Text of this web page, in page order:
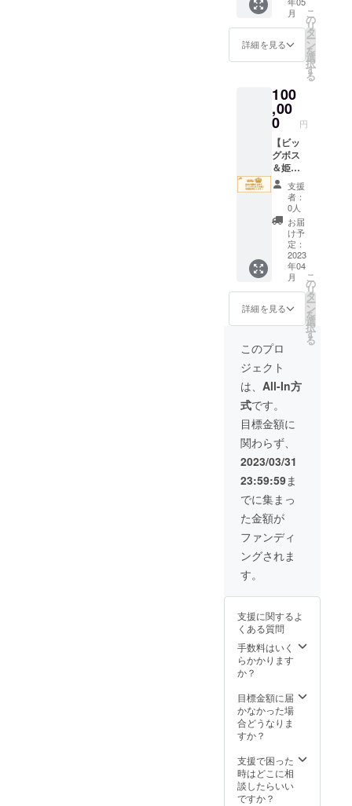
入可
能。
✓1回あ
たりの
ござい
ません
がお釣
りのお
渡し、
現金と
の交換
はでき
ませ
ん。 ✓
店頭に
てお礼
のメー
ルを確
認し、
チケッ
トと引
き換え
期限は
発行日
より6ヶ
月 ✓ご
予約の
優遇等
はあり
ませ
ん。 ✓
転売は
ご遠慮
くださ
い。
したい
方向け
のリ
ター
ン。
ホーム
に名前
と応援
メッ
セージ
を掲載
させて
いただ
きま
す。 法
人での
購入も
大歓
迎！お
名前だ
けの掲
載でも
構いま
せん。
オリジ
ナルス
テッ
カーも
お送り
いたし
ます。
✓何口
でも購
入可
能。 ✓
ステッ
カー[サ
イズ：
6cm×4
cm(予
定)、素
材：光
沢紙
(アー
マット
ネート]
✓備考
欄に応
援メッ
セー
載した
いお名
前、ロ
ゴの有
記入く
ださ
い。
月
詳細を見る
こ
の
リ
タ
ー
ン
を
選
択
す
る
100
,00
0 円
【ビッ
グボス
＆姫チ
ケッ
ト】 ご
来店や
お帰り
の際、
店主に
ビッグ
ボス又
は姫と1
年間呼
んでも
らえる
チケッ
トで
す。優
越感に
浸れま
す。
《内
容》 ✓
顔写真
入りの
ビッグ
ボス＆
姫カー
ドを作
成し送
らせて
いただ
きま
す。 ✓
をお送
さい。
✓お食
事代は
含まれ
ており
ん。 ✓
毎回さ
さやか
なサー
つきま
す。 ✓
有効期
限：
支援
者：
0人
お届
け予
定：
2023
年04
月
詳細を見る
こ
の
リ
タ
ー
ン
を
選
択
す
る
このプロ
ジェクト
は、 All-In方
式です。
目標金額に
関わらず、
2023/03/31
23:59:59ま
でに集まっ
た金額が
ファンディ
ングされま
す。
支援に関するよ
くある質問
手数料はいく
らかかります
か？
目標金額に届
かなかった場
合どうなりま
すか？
支援で困った
時はどこに相
談したらいい
ですか？